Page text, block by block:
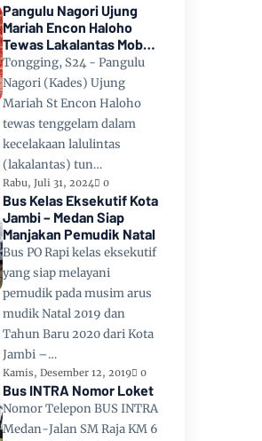
Pangulu Nagori Ujung
Mariah Encon Haloho
Tewas Lakalantas Mobil
Terjun ke Danau Toba di
Tongging
Tongging, S24 - Pangulu
Nagori (Kades) Ujung
Mariah St Encon Haloho
tewas tenggelam dalam
kecelakaan lalulintas
(lakalantas) tun…
Rabu, Juli 31, 2024 0
Bus Kelas Eksekutif Kota
Jambi – Medan Siap
Manjakan Pemudik Natal
Bus PO Rapi kelas eksekutif
yang siap melayani
pemudik pada musim arus
mudik Natal 2019 dan
Tahun Baru 2020 dari Kota
Jambi –…
Kamis, Desember 12, 2019 0
Bus INTRA Nomor Loket
Nomor Telepon BUS INTRA
Medan-Jalan SM Raja KM 6